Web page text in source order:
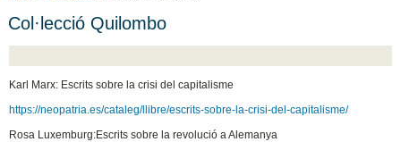
Col·lecció Quilombo
Karl Marx: Escrits sobre la crisi del capitalisme
https://neopatria.es/cataleg/llibre/escrits-sobre-la-crisi-del-capitalisme/
Rosa Luxemburg:Escrits sobre la revolució a Alemanya